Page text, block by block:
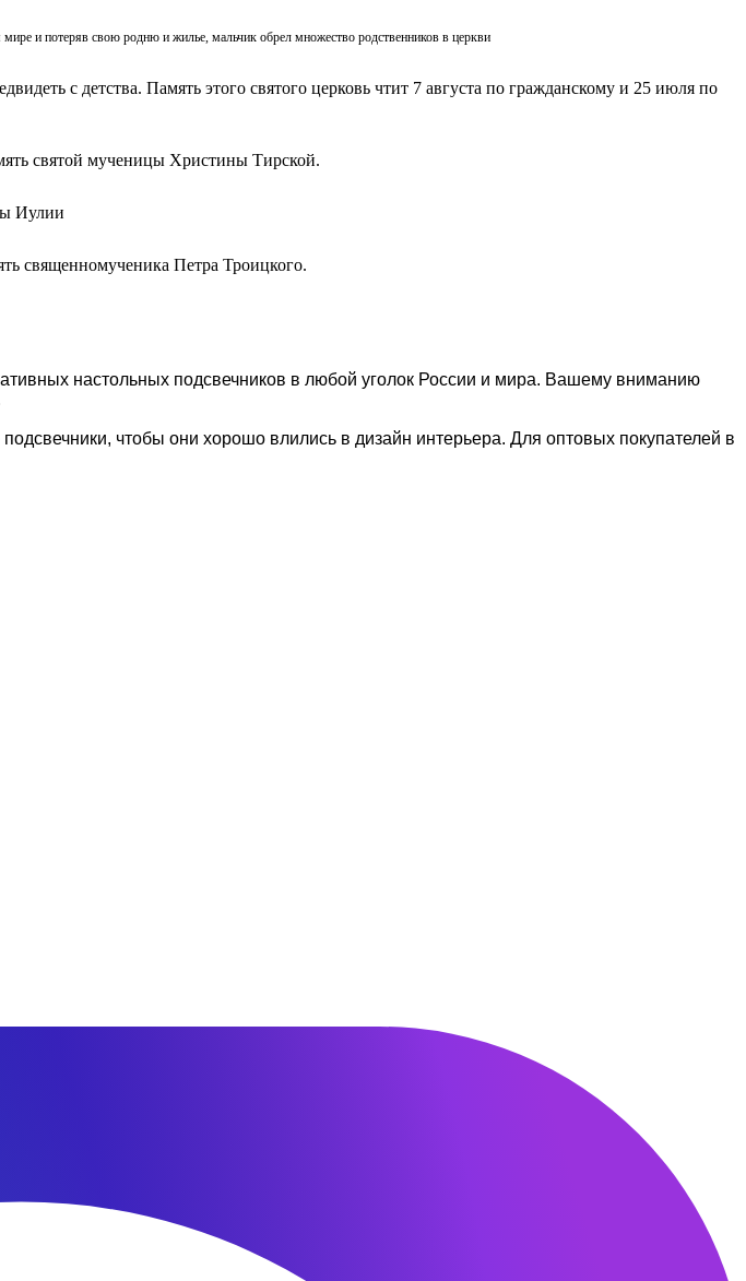
и потеряв свою родню и жилье, мальчик обрел множество родственников в церкви
с детства. Память этого святого церковь чтит 7 августа по гражданскому и 25 июля по
святой мученицы Христины Тирской.
Иулии
священномученика Петра Троицкого.
настольных подсвечников в любой уголок России и мира. Вашему вниманию
чтобы они хорошо влились в дизайн интерьера. Для оптовых покупателей в